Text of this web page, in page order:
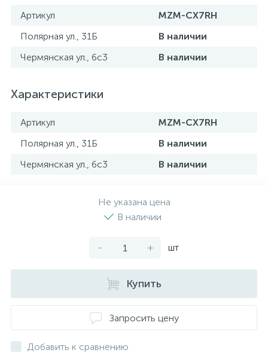
Артикул
MZM-CX7RH
Полярная ул., 31Б
В наличии
Чермянская ул., 6с3
В наличии
Характеристики
Артикул
MZM-CX7RH
Полярная ул., 31Б
В наличии
Чермянская ул., 6с3
В наличии
Не указана цена
В наличии
- + шт
Купить
Запросить цену
Добавить к сравнению